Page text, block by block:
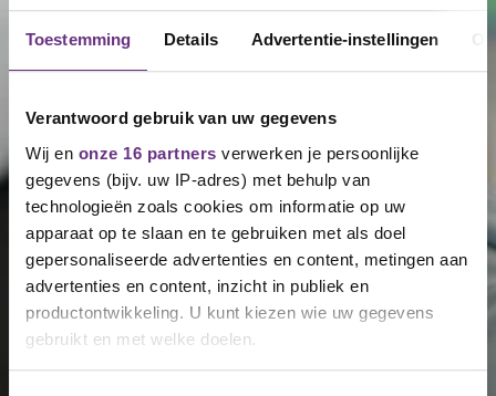
Toestemming Details Advertentie-instellingen
Verantwoord gebruik van uw gegevens
Wij en onze 16 partners verwerken je persoonlijke
gegevens (bijv. uw IP-adres) met behulp van
technologieën zoals cookies om informatie op uw
apparaat op te slaan en te gebruiken met als doel
gepersonaliseerde advertenties en content, metingen aan
advertenties en content, inzicht in publiek en
productontwikkeling. U kunt kiezen wie uw gegevens
gebruikt en met welke doelen.